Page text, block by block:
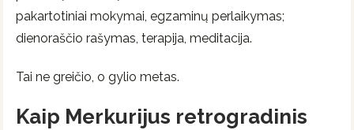
pakartotiniai mokymai, egzaminų perlaikymas;
dienoraščio rašymas, terapija, meditacija.
Tai ne greičio, o gylio metas.
Kaip Merkurijus retrogradinis